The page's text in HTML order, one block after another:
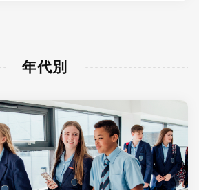
年代別